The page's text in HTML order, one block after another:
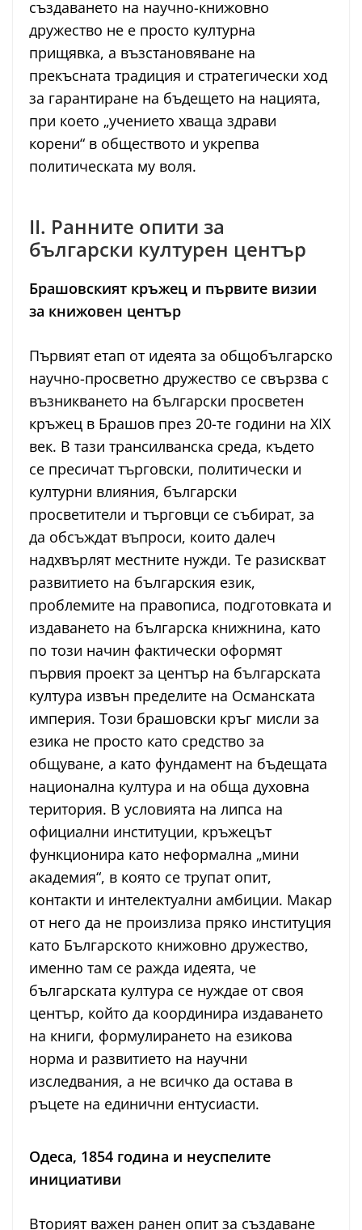
създаването на научно-книжовно
дружество не е просто културна
прищявка, а възстановяване на
прекъсната традиция и стратегически ход
за гарантиране на бъдещето на нацията,
при което „учението хваща здрави
корени“ в обществото и укрепва
политическата му воля.
II. Ранните опити за
български културен център
Брашовският кръжец и първите визии
за книжовен център
Първият етап от идеята за общобългарско
научно-просветно дружество се свързва с
възникването на български просветен
кръжец в Брашов през 20-те години на XIX
век. В тази трансилванска среда, където
се пресичат търговски, политически и
културни влияния, български
просветители и търговци се събират, за
да обсъждат въпроси, които далеч
надхвърлят местните нужди. Те разискват
развитието на българския език,
проблемите на правописа, подготовката и
издаването на българска книжнина, като
по този начин фактически оформят
първия проект за център на българската
култура извън пределите на Османската
империя. Този брашовски кръг мисли за
езика не просто като средство за
общуване, а като фундамент на бъдещата
национална култура и на обща духовна
територия. В условията на липса на
официални институции, кръжецът
функционира като неформална „мини
академия“, в която се трупат опит,
контакти и интелектуални амбиции. Макар
от него да не произлиза пряко институция
като Българското книжовно дружество,
именно там се ражда идеята, че
българската култура се нуждае от своя
център, който да координира издаването
на книги, формулирането на езикова
норма и развитието на научни
изследвания, а не всичко да остава в
ръцете на единични ентусиасти.
Одеса, 1854 година и неуспелите
инициативи
Вторият важен ранен опит за създаване